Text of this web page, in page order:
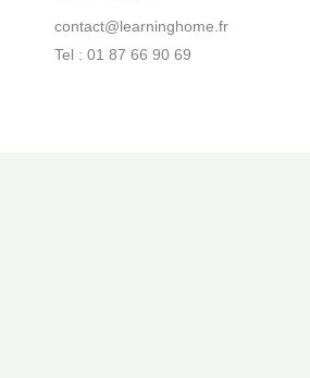
contact@learninghome.fr
Tel : 01 87 66 90 69